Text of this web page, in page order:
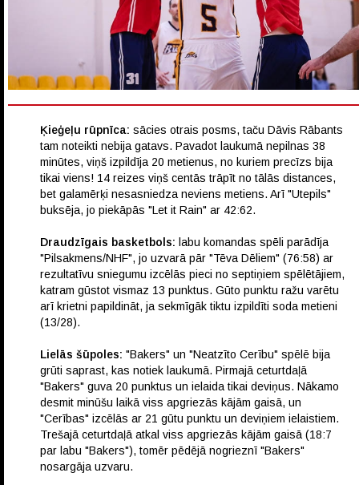
Ķieģeļu rūpnīca: sācies otrais posms, taču Dāvis Rābants
tam noteikti nebija gatavs. Pavadot laukumā nepilnas 38
minūtes, viņš izpildīja 20 metienus, no kuriem precīzs bija
tikai viens! 14 reizes viņš centās trāpīt no tālās distances,
bet galamērķi nesasniedza neviens metiens. Arī "Utepils"
buksēja, jo piekāpās "Let it Rain" ar 42:62.
Draudzīgais basketbols: labu komandas spēli parādīja
"Pilsakmens/NHF", jo uzvarā pār "Tēva Dēliem" (76:58) ar
rezultatīvu sniegumu izcēlās pieci no septiņiem spēlētājiem,
katram gūstot vismaz 13 punktus. Gūto punktu ražu varētu
arī krietni papildināt, ja sekmīgāk tiktu izpildīti soda metieni
(13/28).
Lielās šūpoles: "Bakers" un "Neatzīto Cerību" spēlē bija
grūti saprast, kas notiek laukumā. Pirmajā ceturtdaļā
"Bakers" guva 20 punktus un ielaida tikai deviņus. Nākamo
desmit minūšu laikā viss apgriezās kājām gaisā, un
"Cerības" izcēlās ar 21 gūtu punktu un deviņiem ielaistiem.
Trešajā ceturtdaļā atkal viss apgriezās kājām gaisā (18:7
par labu "Bakers"), tomēr pēdējā nogrieznī "Bakers"
nosargāja uzvaru.